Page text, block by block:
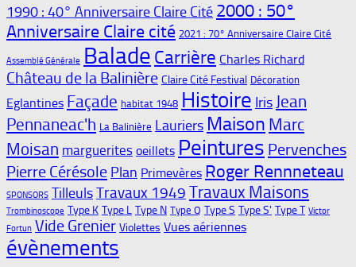
1990 : 40° Anniversaire Claire Cité 2000 : 50°
Anniversaire Claire cité 2021 : 70° Anniversaire Claire Cité
Assemblé Générale Balade Carrière Charles Richard
Château de la Balinière Claire Cité Festival Décoration
Eglantines Façade habitat 1948 Histoire Iris Jean
Pennaneac'h La Balinière Lauriers Maison Marc
Moisan marguerites oeillets Peintures Pervenches
Pierre Cérésole Plan Primevères Roger Rennneteau
SPONSORS TilleulsTravaux 1949 Travaux Maisons
Trombinoscope Type K Type L Type N Type Q Type S Type S' Type T Victor
Fortun Vide Grenier Violettes Vues aériennes
évènements